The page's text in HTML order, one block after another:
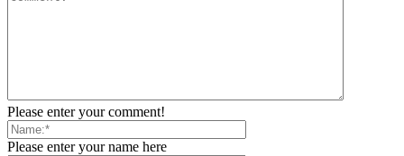
Please enter your comment!
Please enter your name here